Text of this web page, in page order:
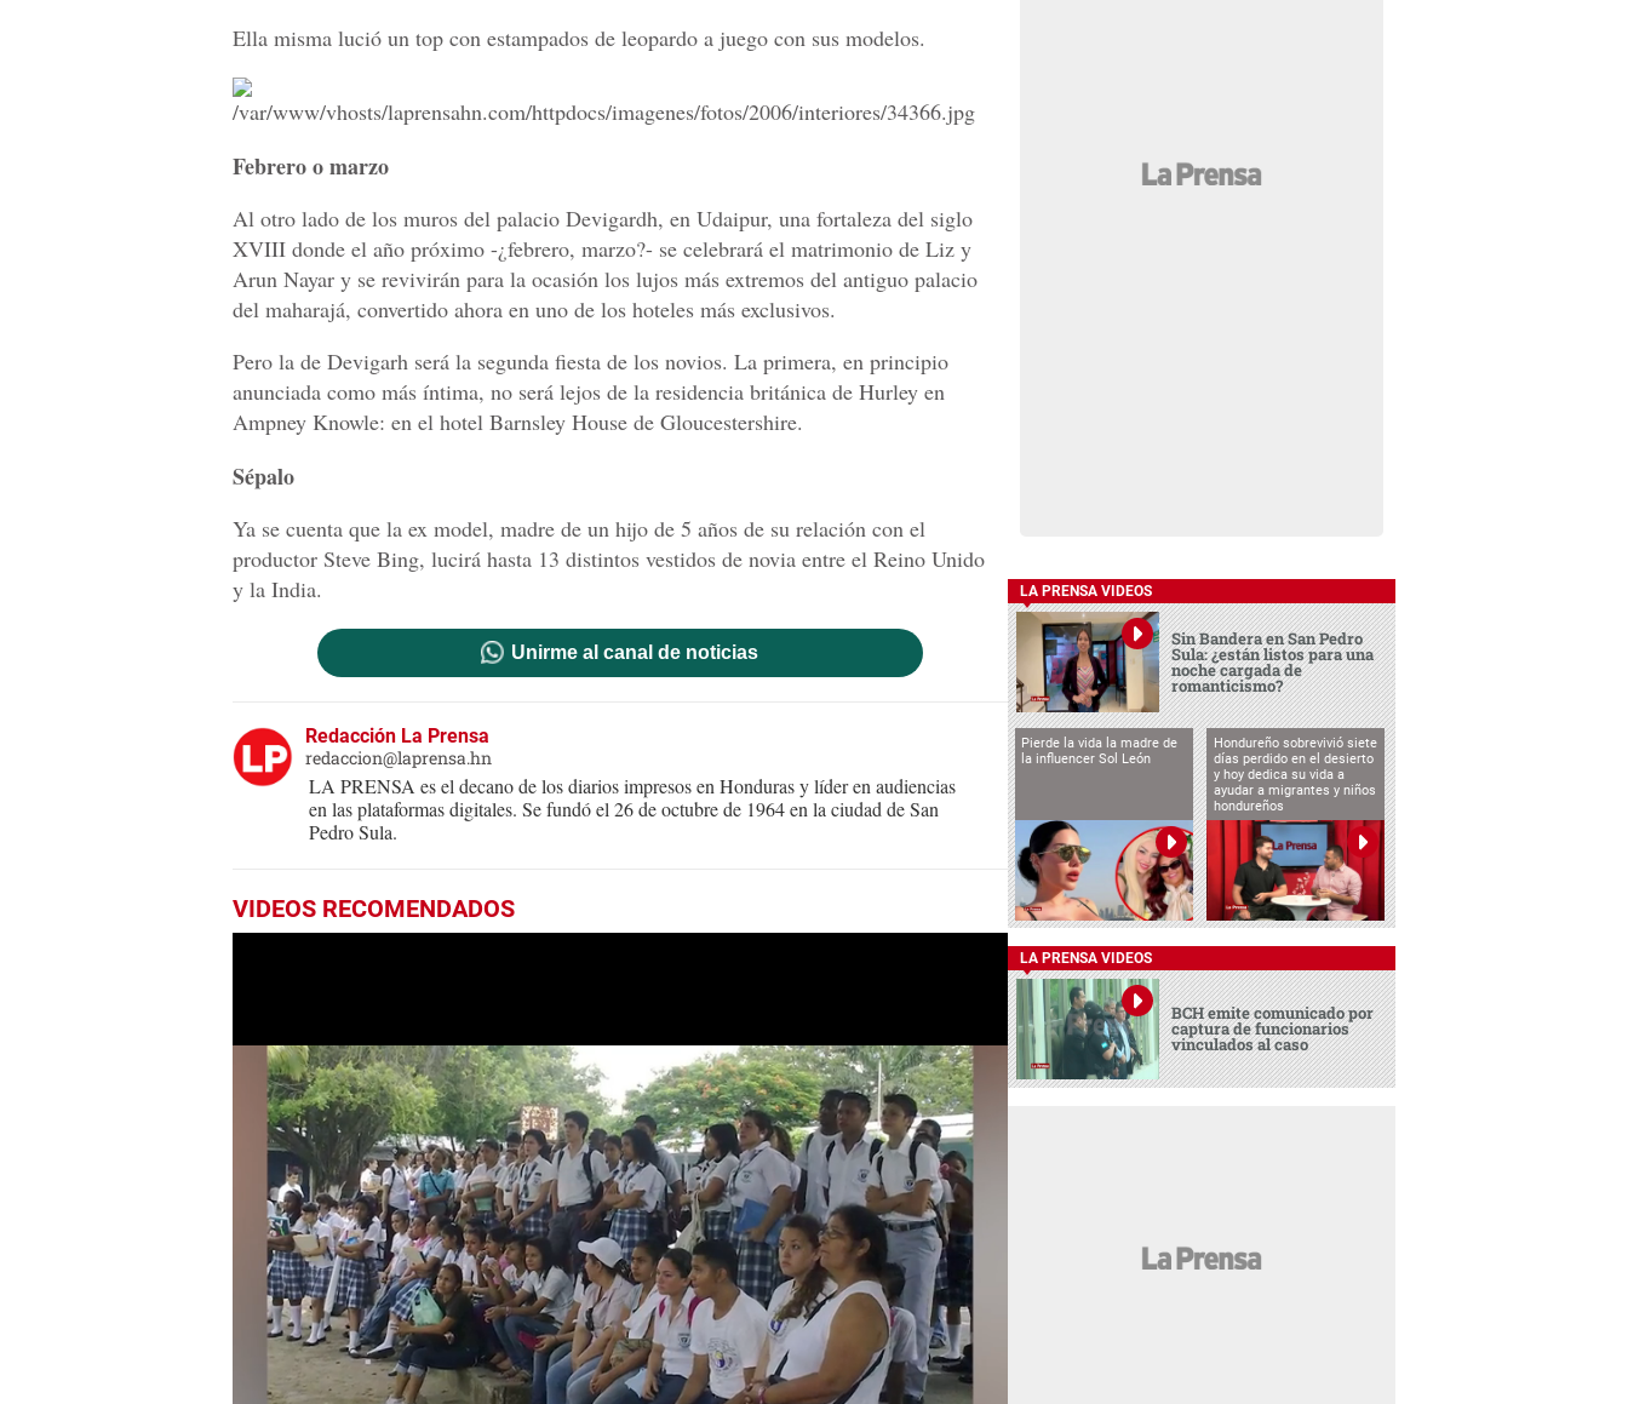
Ella misma lució un top con estampados de leopardo a juego con sus modelos.
Febrero o marzo
Al otro lado de los muros del palacio Devigardh, en Udaipur, una fortaleza del siglo
XVIII donde el año próximo -¿febrero, marzo?- se celebrará el matrimonio de Liz y
Arun Nayar y se revivirán para la ocasión los lujos más extremos del antiguo palacio
del maharajá, convertido ahora en uno de los hoteles más exclusivos.
Pero la de Devigarh será la segunda fiesta de los novios. La primera, en principio
anunciada como más íntima, no será lejos de la residencia británica de Hurley en
Ampney Knowle: en el hotel Barnsley House de Gloucestershire.
Sépalo
Ya se cuenta que la ex model, madre de un hijo de 5 años de su relación con el
productor Steve Bing, lucirá hasta 13 distintos vestidos de novia entre el Reino Unido
y la India.
Unirme al canal de noticias
Redacción La Prensa
redaccion@laprensa.hn
LA PRENSA es el decano de los diarios impresos en Honduras y líder en audiencias
en las plataformas digitales. Se fundó el 26 de octubre de 1964 en la ciudad de San
Pedro Sula.
VIDEOS RECOMENDADOS
seconds
LA PRENSA VIDEOS
Sin Bandera en San Pedro
Sula: ¿están listos para una
noche cargada de
romanticismo?
Pierde la vida la madre de
la influencer Sol León
Hondureño sobrevivió siete
días perdido en el desierto
y hoy dedica su vida a
ayudar a migrantes y niños
hondureños
LA PRENSA VIDEOS
BCH emite comunicado por
captura de funcionarios
vinculados al caso